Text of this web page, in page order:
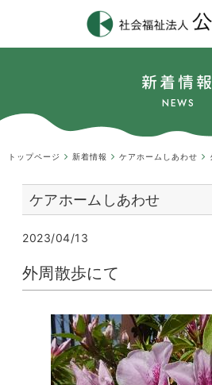
新着情報
NEWS
トップページ 新着情報 ケアホームしあわせ
ケアホームしあわせ
2023/04/13
外周散歩にて